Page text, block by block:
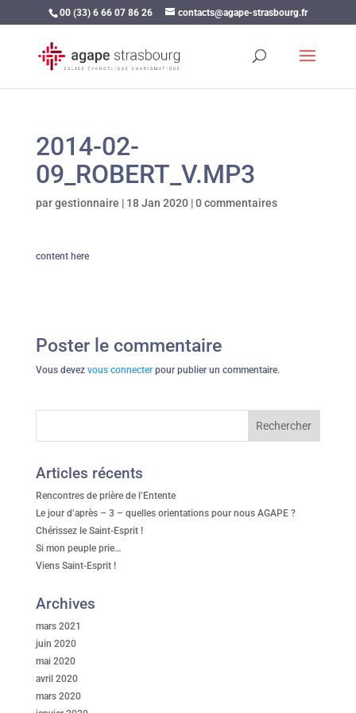
00 (33) 6 66 07 86 26 contacts@agape-strasbourg.fr
2014-02-
09_ROBERT_V.MP3
pargestionnaire | 18 Jan 2020|0 commentaires
content here
Poster le commentaire
Vous devez vous connecterpour publier un commentaire.
Articles récents
Rencontres de prière de l’Entente
Le jour d’après – 3 – quelles orientations pour nous AGAPE ?
Chérissez le Saint-Esprit !
Si mon peuple prie…
Viens Saint-Esprit !
Archives
mars 2021
juin 2020
mai 2020
avril 2020
mars 2020